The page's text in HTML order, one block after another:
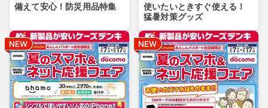
備えて安心！防災用品特集
使いたいときすぐ使える！
猛暑対策グッズ